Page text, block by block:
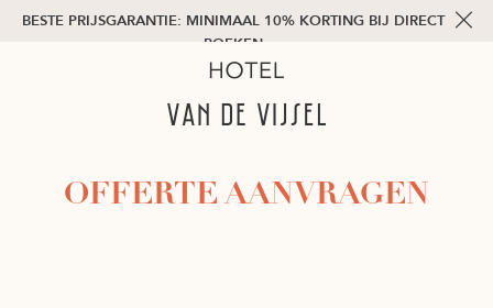
BESTE PRIJSGARANTIE: MINIMAAL 10% KORTING BIJ DIRECT
BOEKEN
OFFERTE AANVRAGEN